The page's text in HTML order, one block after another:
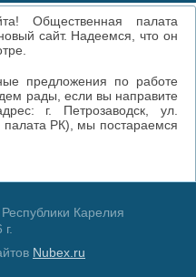
Общественная палата
сайт. Надеемся, что он
предложения по работе
рады, если вы направите
г. Петрозаводск, ул.
РК), мы постараемся
Карелия
Nubex.ru